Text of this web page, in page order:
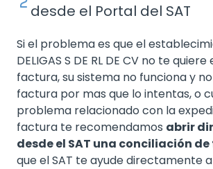
desde el Portal del SAT
Si el problema es que el
DELIGAS S DE RL DE CV no te
factura, su sistema no funciona y
factura por mas que lo intentas, o
problema relacionado con la
factura te recomendamos abrir
desde el SAT una conciliación
que el SAT te ayude directamente